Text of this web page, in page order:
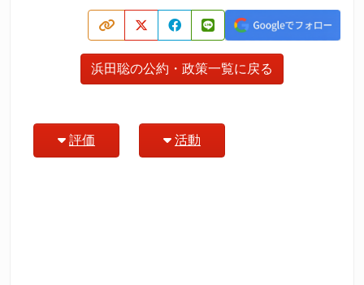
浜田聡の公約・政策一覧に戻る
評価 活動